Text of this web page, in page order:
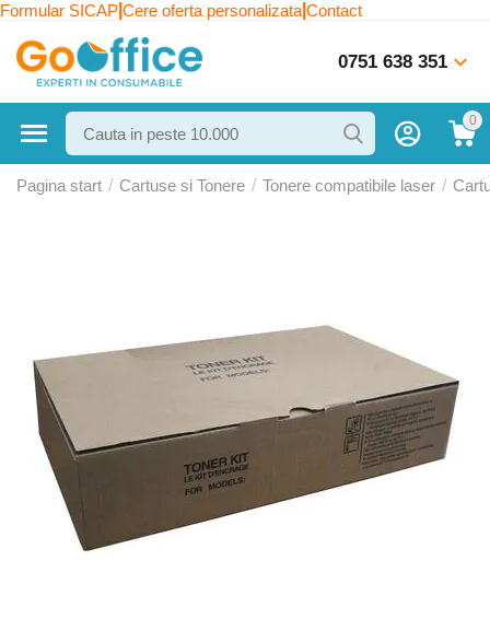
Formular SICAP Cere oferta personalizata Contact
0751 638 351
0
Pagina start / Cartuse si Tonere / Tonere compatibile laser /